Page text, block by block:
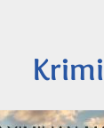
Krimi